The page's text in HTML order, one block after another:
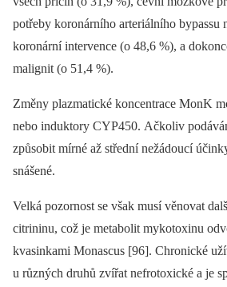
potřeby koronárního arteriálního bypassu
koronární intervence (o 48,6 %), a
malignit (o 51,4 %).
Změny plazmatické koncentrace MonK
nebo induktory CYP450. Ačkoliv
způsobit mírné až střední nežádoucí
snášené.
Velká pozornost se však musí věnovat
citrininu, což je metabolit mykotoxinu
kvasinkami Monascus [96]. Chronické
u různých druhů zvířat nefrotoxické a je